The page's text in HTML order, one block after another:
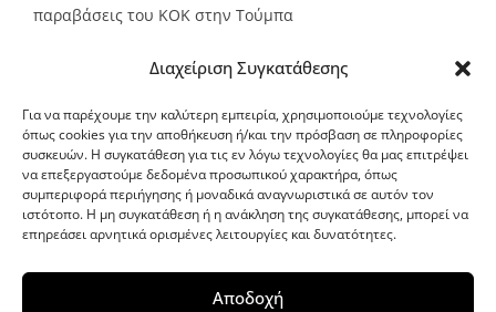
Διαχείριση Συγκατάθεσης
Για να παρέχουμε την καλύτερη εμπειρία, χρησιμοποιούμε τεχνολογίες
όπως cookies για την αποθήκευση ή/και την πρόσβαση σε πληροφορίες
συσκευών. Η συγκατάθεση για τις εν λόγω τεχνολογίες θα μας επιτρέψει
να επεξεργαστούμε δεδομένα προσωπικού χαρακτήρα, όπως
συμπεριφορά περιήγησης ή μοναδικά αναγνωριστικά σε αυτόν τον
ιστότοπο. Η μη συγκατάθεση ή η ανάκληση της συγκατάθεσης, μπορεί να
επηρεάσει αρνητικά ορισμένες λειτουργίες και δυνατότητες.
Αποδοχή
παραβάσεις του ΚΟΚ στην Τούμπα
G-point.gr